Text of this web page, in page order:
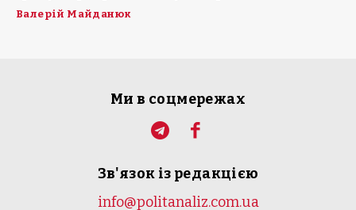
Валерій Майданюк
Ми в соцмережах
Зв'язок із редакцією
info@politanaliz.com.ua